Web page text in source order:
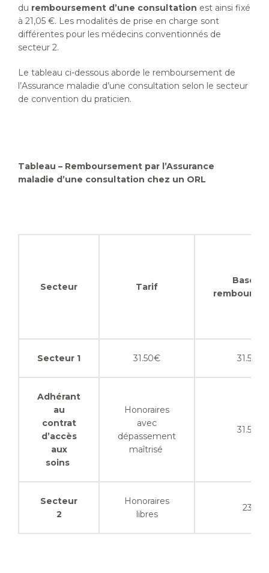
du remboursement d’une consultation est ainsi fixé
à 21,05 €. Les modalités de prise en charge sont
différentes pour les médecins conventionnés de
secteur 2.
Le tableau ci-dessous aborde le remboursement de
l’Assurance maladie d’une consultation selon le secteur
de convention du praticien.
Tableau – Remboursement par l’Assurance
maladie d’une consultation chez un ORL
Secteur Tarif
Base de
Secteur 1 31.50€ 31.50€
Adhérant
au
contrat
d’accès
aux
soins
Honoraires
avec
dépassement
maîtrisé
31.50€
Secteur
2
Honoraires
libres
23€